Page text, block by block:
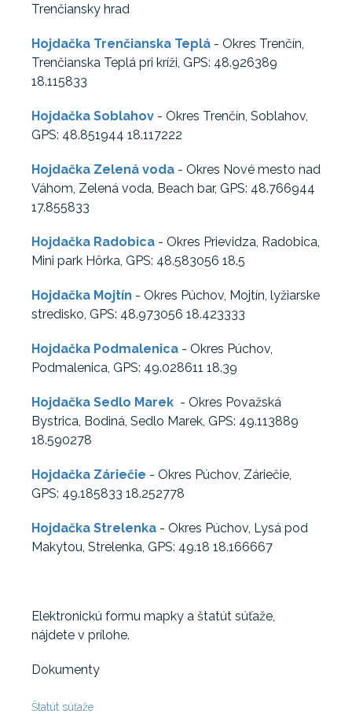
Trenčiansky hrad
Hojdačka Trenčianska Teplá - Okres Trenčín,
Trenčianska Teplá pri kríži, GPS: 48.926389
18.115833
Hojdačka Soblahov - Okres Trenčín, Soblahov,
GPS: 48.851944 18.117222
Hojdačka Zelená voda - Okres Nové mesto nad
Váhom, Zelená voda, Beach bar, GPS: 48.766944
17.855833
Hojdačka Radobica - Okres Prievidza, Radobica,
Mini park Hôrka, GPS: 48.583056 18.5
Hojdačka Mojtín - Okres Púchov, Mojtín, lyžiarske
stredisko, GPS: 48.973056 18.423333
Hojdačka Podmalenica - Okres Púchov,
Podmalenica, GPS: 49.028611 18.39
Hojdačka Sedlo Marek - Okres Považská
Bystrica, Bodiná, Sedlo Marek, GPS: 49.113889
18.590278
Hojdačka Záriečie - Okres Púchov, Záriečie,
GPS: 49.185833 18.252778
Hojdačka Strelenka - Okres Púchov, Lysá pod
Makytou, Strelenka, GPS: 49.18 18.166667
Elektronickú formu mapky a štatút súťaže,
nájdete v prílohe.
Dokumenty
Štatút súťaže